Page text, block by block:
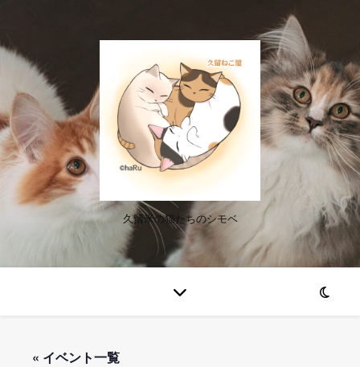
久留米の猫たちのシモベ
« イベント一覧